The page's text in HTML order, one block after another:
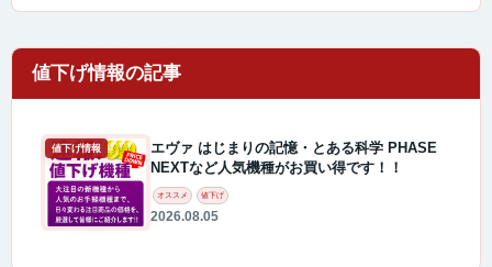
値下げ情報
エヴァ はじまりの記憶・とある科学 PHASE
NEXTなど人気機種がお買い得です！！
オススメ 値下げ
2026.08.05